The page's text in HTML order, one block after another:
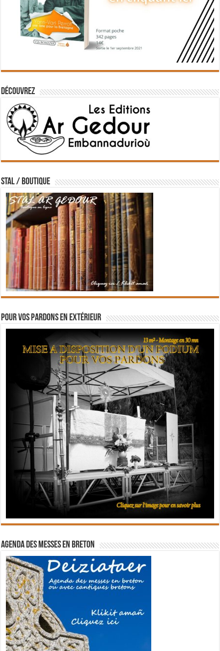
Découvrez
STAL / BOUTIQUE
Pour vos pardons en extérieur
Agenda des messes en breton